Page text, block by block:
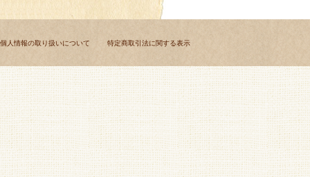
個人情報の取り扱いについて 特定商取引法に関する表示